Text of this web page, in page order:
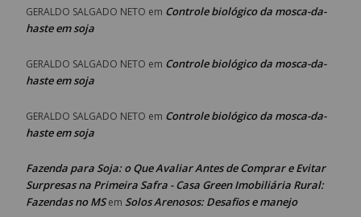
GERALDO SALGADO NETO em Controle biológico da mosca-da-
haste em soja
GERALDO SALGADO NETO em Controle biológico da mosca-da-
haste em soja
GERALDO SALGADO NETO em Controle biológico da mosca-da-
haste em soja
Fazenda para Soja: o Que Avaliar Antes de Comprar e Evitar
Surpresas na Primeira Safra - Casa Green Imobiliária Rural:
Fazendas no MSem Solos Arenosos: Desafios e manejo